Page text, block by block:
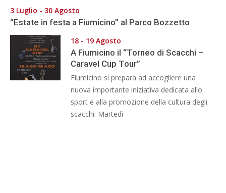
3 Luglio - 30 Agosto
“Estate in festa a Fiumicino” al Parco Bozzetto
18 - 19 Agosto
A Fiumicino il “Torneo di Scacchi –
Caravel Cup Tour”
Fiumicino si prepara ad accogliere una
nuova importante iniziativa dedicata allo
sport e alla promozione della cultura degli
scacchi. Martedì